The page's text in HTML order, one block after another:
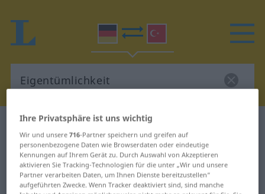
Deutsch-Türkisch Wörterbuch
Deutsch-Türkisch Übersetzung für
"Eigentümlichkeit"
Ihre Privatsphäre ist uns wichtig
Wir und unsere716-Partner speichern und greifen auf
personenbezogene Daten wie Browserdaten oder eindeutige
Kennungen auf Ihrem Gerät zu. Durch Auswahl von Akzeptieren
aktivieren Sie Tracking-Technologien für die unter „Wir und unsere
Partner verarbeiten Daten, um Ihnen Dienste bereitzustellen“
aufgeführten Zwecke. Wenn Tracker deaktiviert sind, sind manche